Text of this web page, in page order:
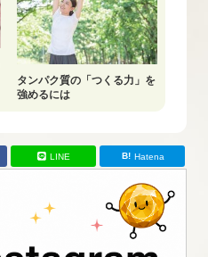
タンパク質の「つくる力」を
強めるには
LINE Hatena